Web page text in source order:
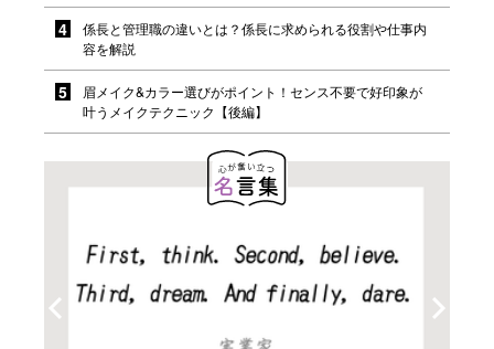
係長と管理職の違いとは？係長に求められる役割や仕事内
容を解説
眉メイク&カラー選びがポイント！センス不要で好印象が
叶うメイクテクニック【後編】